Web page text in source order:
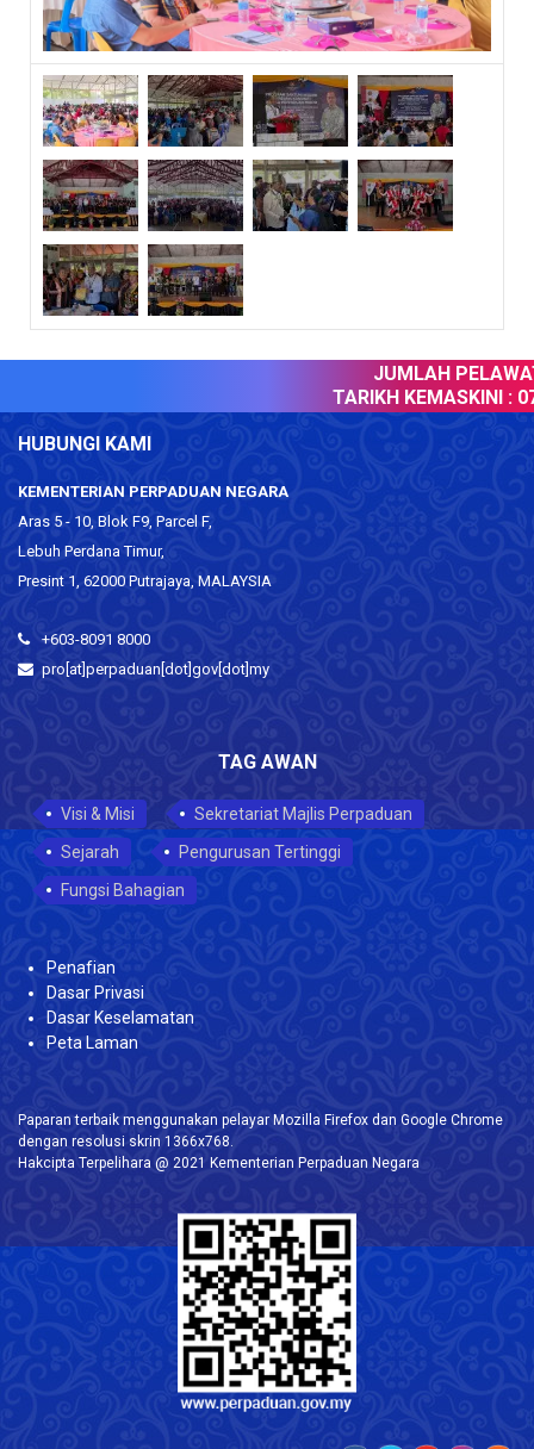
JUMLAH
TARIKH KEMASKINI : 07
HUBUNGI KAMI
KEMENTERIAN PERPADUAN NEGARA
Aras 5 - 10, Blok F9, Parcel F,
Lebuh Perdana Timur,
Presint 1, 62000 Putrajaya, MALAYSIA
+603-8091 8000
pro[at]perpaduan[dot]gov[dot]my
TAG AWAN
Visi & Misi
Sekretariat Majlis Perpaduan
Sejarah
Pengurusan Tertinggi
Fungsi Bahagian
Penafian
Dasar Privasi
Dasar Keselamatan
Peta Laman
Paparan terbaik menggunakan pelayar Mozilla Firefox dan Google Chrome
dengan resolusi skrin 1366x768.
Hakcipta Terpelihara @ 2021 Kementerian Perpaduan Negara